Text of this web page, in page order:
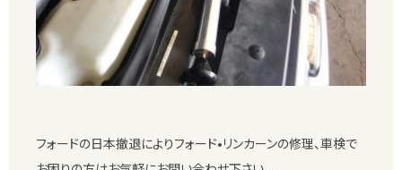
フォードの日本撤退によりフォード•リンカーンの修理、車検で